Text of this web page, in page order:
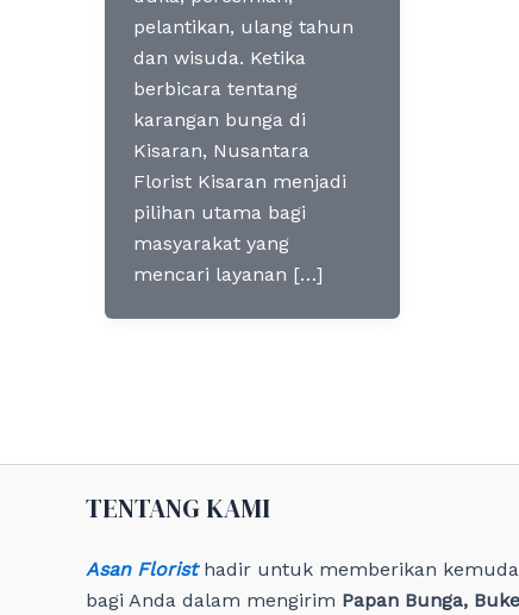
pelantikan, ulang tahun
dan wisuda. Ketika
berbicara tentang
karangan bunga di
Kisaran, Nusantara
Florist Kisaran menjadi
pilihan utama bagi
masyarakat yang
mencari layanan […]
TENTANG KAMI
Asan Floristhadir untuk memberikan
bagi Anda dalam mengirim Papan Bunga,